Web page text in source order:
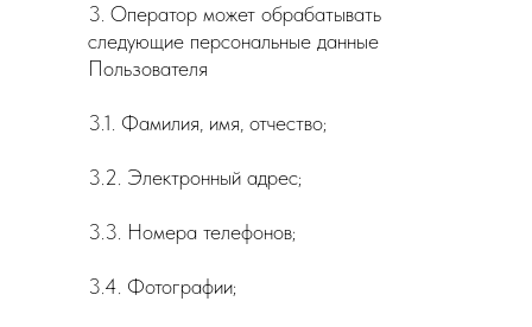
3. Оператор может обрабатывать
следующие персональные данные
Пользователя
3.1. Фамилия, имя, отчество;
3.2. Электронный адрес;
3.3. Номера телефонов;
3.4. Фотографии;